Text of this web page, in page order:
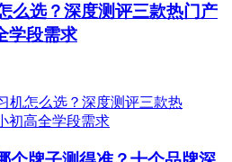
么选？深度测评三款热门产
学段需求